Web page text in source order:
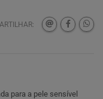
para a pele sensível